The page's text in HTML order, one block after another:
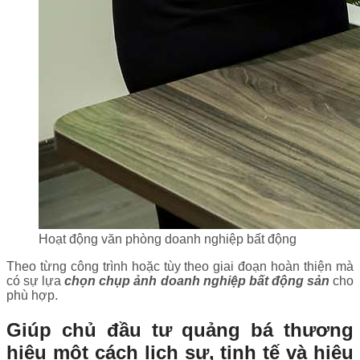
Hoạt động văn phòng doanh nghiệp bất động
Theo từng công trình hoặc tùy theo giai đoạn hoàn thiện mà
có sự lựachọn chụp ảnh doanh nghiệp bất động sản cho
phù hợp.
Giúp chủ đầu tư quảng bá thương
hiệu một cách lịch sự, tinh tế và hiệu